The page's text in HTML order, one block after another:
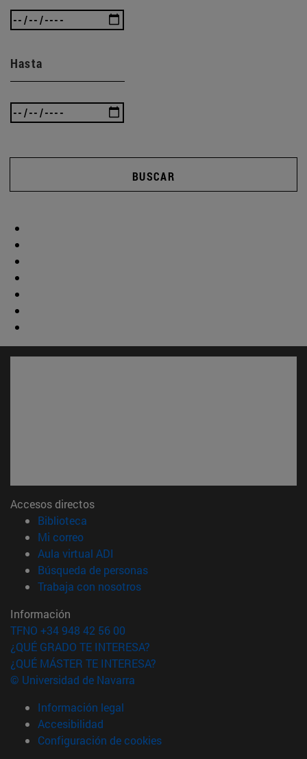
Hasta
BUSCAR
Accesos directos
Biblioteca
Mi correo(abre en nueva ventana)
Aula virtual ADI
Búsqueda de personas(abre en nueva ventana)
Trabaja con nosotros(abre en nueva ventana)
Información
TFNO +34 948 42 56 00
¿QUÉ GRADO TE INTERESA?
¿QUÉ MÁSTER TE INTERESA?
© Universidad de Navarra
Información legal
Accesibilidad
Configuración de cookies